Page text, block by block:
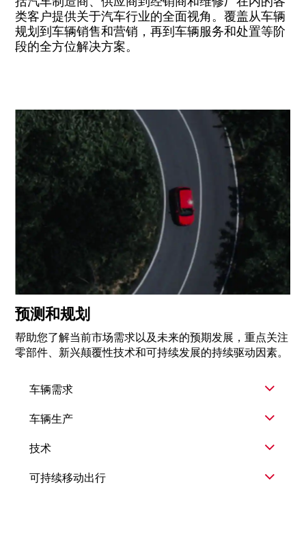
类客户提供关于汽车行业的全面视角。覆盖从车辆
规划到车辆销售和营销，再到车辆服务和处置等阶
段的全方位解决方案。
预测和规划
帮助您了解当前市场需求以及未来的预期发展，重点关注
零部件、新兴颠覆性技术和可持续发展的持续驱动因素。
车辆需求
车辆生产
技术
可持续移动出行